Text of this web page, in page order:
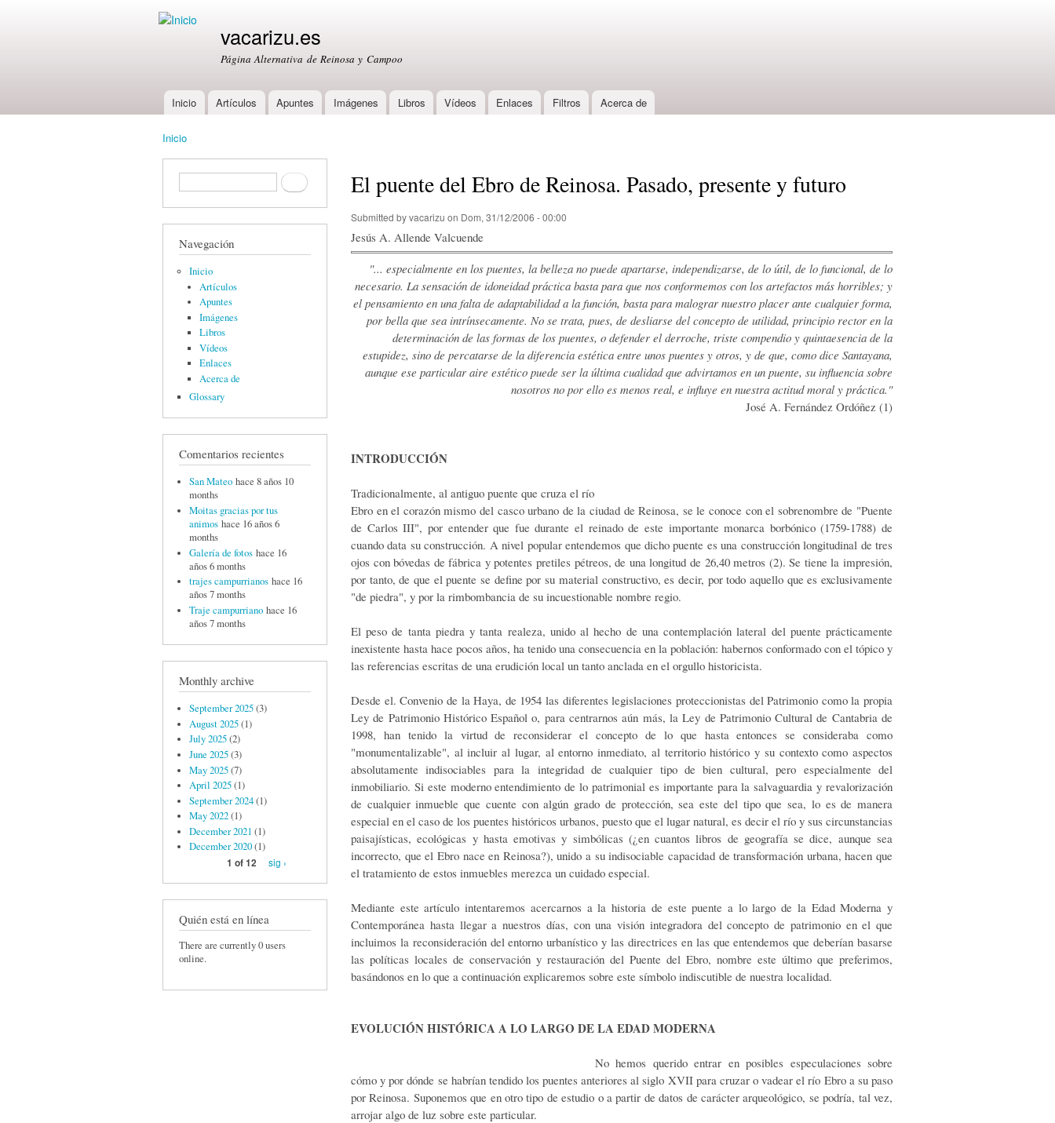
vacarizu.es
Página Alternativa de Reinosa y Campoo
Main menu
Inicio Artículos Apuntes Imágenes Libros Vídeos Enlaces Filtros Acerca de
Inicio
Formulario de búsquedaBuscar
Navegación
Inicio
Artículos
Apuntes
Imágenes
Libros
Vídeos
Enlaces
Acerca de
Glossary
Comentarios recientes
San Mateo hace 8 años 10
months
Moitas gracias por tus
animos hace 16 años 6
months
Galería de fotos hace 16
años 6 months
trajes campurrianos hace 16
años 7 months
Traje campurriano hace 16
años 7 months
Monthly archive
September 2025(3)
August 2025(1)
July 2025(2)
June 2025(3)
May 2025(7)
April 2025(1)
September 2024(1)
May 2022(1)
December 2021 (1)
December 2020(1)
1 of 12
sig ›
Quién está en línea
There are currently 0 users
online.
El puente del Ebro de Reinosa. Pasado, presente y futuro
Submitted byvacarizu on Dom, 31/12/2006 - 00:00
Jesús A. Allende Valcuende
"... especialmente en los puentes, la belleza no puede apartarse, independizarse, de lo útil, de lo funcional, de lo
necesario. La sensación de idonei­dad práctica basta para que nos conformemos con los artefactos más horribles; y
el pensamiento en una falta de adaptabilidad a la función, basta para malograr nuestro placer ante cualquier forma,
por bella que sea intrínsecamente. No se trata, pues, de desliarse del concepto de utilidad, principio rector en la
determinación de las formas de los puentes, o defender el derroche, triste compendio y quintaesencia de la
estupidez, sino de percatarse de la dife­rencia estética entre unos puentes y otros, y de que, como dice Santayana,
aunque ese particular aire estético puede ser la última cualidad que advirta­mos en un puente, su influencia sobre
nosotros no por ello es menos real, e influye en nuestra actitud moral y práctica."
José A. Fernández Ordóñez (1)
INTRODUCCIÓN
Tradicionalmente, al antiguo puente que cruza el río
Ebro en el corazón mismo del casco urbano de la ciudad de Reinosa, se le conoce con el sobre­nombre de "Puente
de Carlos III", por entender que fue durante el reinado de este importante monarca borbónico (1759-1788) de
cuando data su construcción. A nivel popular entendemos que dicho puente es una construcción longitudinal de tres
ojos con bóvedas de fábrica y potentes pretiles pétreos, de una lon­gitud de 26,40 metros (2). Se tiene la impresión,
por tanto, de que el puente se define por su material constructivo, es decir, por todo aquello que es exclusivamente
"de piedra", y por la rim­bombancia de su incuestionable nombre regio.
El peso de tanta piedra y tanta realeza, unido al hecho de una contemplación lateral del puente prácticamente
inexistente hasta hace pocos años, ha tenido una consecuencia en la pobla­ción: habernos conformado con el tópico y
las referencias escri­tas de una erudición local un tanto anclada en el orgullo historicista.
Desde el. Convenio de la Haya, de 1954 las diferentes legis­laciones proteccionistas del Patrimonio como la propia
Ley de Patrimonio Histórico Español o, para centrarnos aún más, la Ley de Patrimonio Cultural de Cantabria de
1998, han tenido la virtud de reconsiderar el concepto de lo que hasta entonces se con­sideraba como
"monumentalizable", al incluir al lugar, al entor­no inmediato, al territorio histórico y su contexto como aspec­tos
absolutamente indisociables para la integridad de cualquier tipo de bien cultural, pero especialmente del
inmobiliario. Si es­te moderno entendimiento de lo patrimonial es importante para la salvaguardia y revalorización
de cualquier inmueble que cuente con algún grado de protección, sea este del tipo que sea, lo es de manera
especial en el caso de los puentes históricos ur­banos, puesto que el lugar natural, es decir el río y sus circuns­tancias
paisajísticas, ecológicas y hasta emotivas y simbólicas (¿en cuantos libros de geografía se dice, aunque sea
incorrecto, que el Ebro nace en Reinosa?), unido a su indisociable capaci­dad de transformación urbana, hacen que
el tratamiento de es­tos inmuebles merezca un cuidado especial.
Mediante este artículo intentaremos acercarnos a la historia de este puente a lo largo de la Edad Moderna y
Contemporánea hasta llegar a nuestros días, con una visión integradora del con­cepto de patrimonio en el que
incluimos la reconsideración del entorno urbanístico y las directrices en las que entendemos que deberían basarse
las políticas locales de conservación y restau­ración del Puente del Ebro, nombre este último que preferimos,
basándonos en lo que a continuación explicaremos sobre este símbolo indiscutible de nuestra localidad.
EVOLUCIÓN HISTÓRICA A LO LARGO DE LA EDADMODERNA
No hemos querido entrar en posibles especulacio­nes sobre
cómo y por dónde se habrían tendido los puentes anteriores al siglo XVII para cruzar o vadear el río Ebro a su paso
por Reinosa. Suponemos que en otro tipo de estudio o a partir de datos de carácter arqueológico, se podría, tal vez,
arrojar algo de luz sobre este particular.